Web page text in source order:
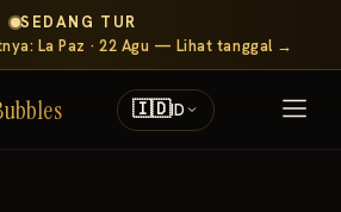
SEDANG TUR
La Paz · 22 Agu — Lihat tanggal →
🇮🇩ID